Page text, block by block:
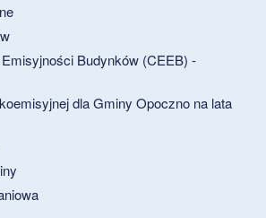
Budynków (CEEB) -
dla Gminy Opoczno na lata